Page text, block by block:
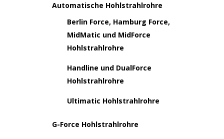
Automatische Hohlstrahlrohre
Berlin Force, Hamburg Force,
MidMatic und MidForce
Hohlstrahlrohre
Handline und DualForce
Hohlstrahlrohre
Ultimatic Hohlstrahlrohre
G-Force Hohlstrahlrohre